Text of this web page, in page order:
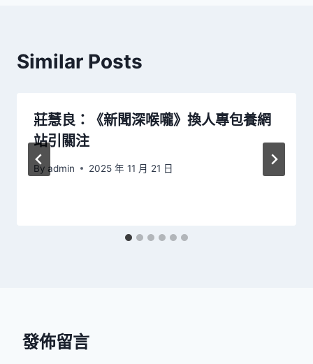
Similar Posts
莊慧良：《新聞深喉嚨》換人專包養網
站引關注
By admin 2025 年 11 月 21 日
發佈留言